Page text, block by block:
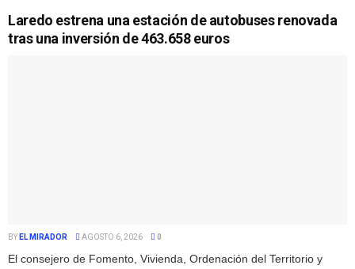
Laredo estrena una estación de autobuses renovada
tras una inversión de 463.658 euros
BY EL MIRADOR AGOSTO 6, 2026 0
El consejero de Fomento, Vivienda, Ordenación del Territorio y